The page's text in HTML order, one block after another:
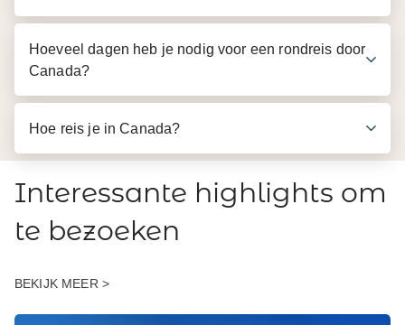
Hoeveel dagen heb je nodig voor een rondreis door
Canada?
Hoe reis je in Canada?
Interessante highlights om
te bezoeken
BEKIJK MEER >